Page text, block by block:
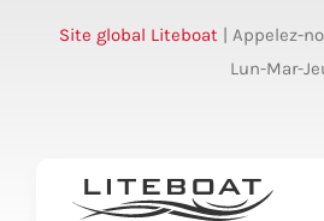
Site global Liteboat | Appelez-
Lun-Mar-